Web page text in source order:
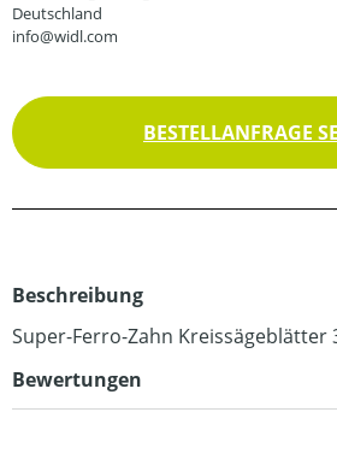
Deutschland
info@widl.com
BESTELLANFRAGE
Beschreibung
Super-Ferro-Zahn Kreissägeblätter
Bewertungen